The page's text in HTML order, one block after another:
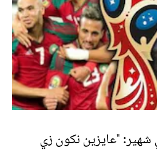
شهير: "عايزين نكون زي